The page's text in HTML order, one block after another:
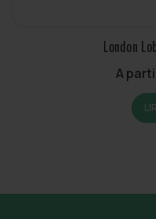
London
A